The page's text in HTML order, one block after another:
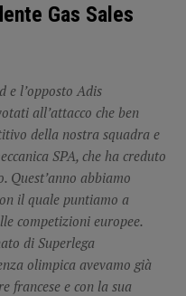
Gas Sales
e l’opposto Adis
all’attacco che ben
della nostra squadra e
SPA, che ha creduto
Quest’anno abbiamo
il quale puntiamo a
competizioni europee.
di Superlega
olimpica avevamo già
francese e con la sua